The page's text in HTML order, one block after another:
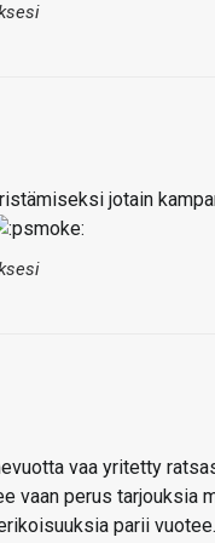
jotain
vaa yritetty
vaan perus tarjouksia
parii